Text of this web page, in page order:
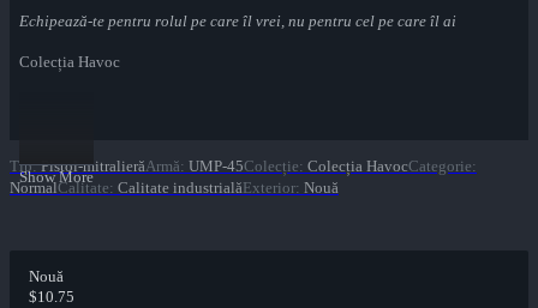
Echipează-te pentru rolul pe care îl vrei, nu pentru cel pe care îl ai
Colecția Havoc
Show More
Tip: Pistol-mitralierăArmă: UMP-45Colecție: Colecția HavocCategorie:
NormalCalitate: Calitate industrialăExterior: Nouă
Nouă
$10.75